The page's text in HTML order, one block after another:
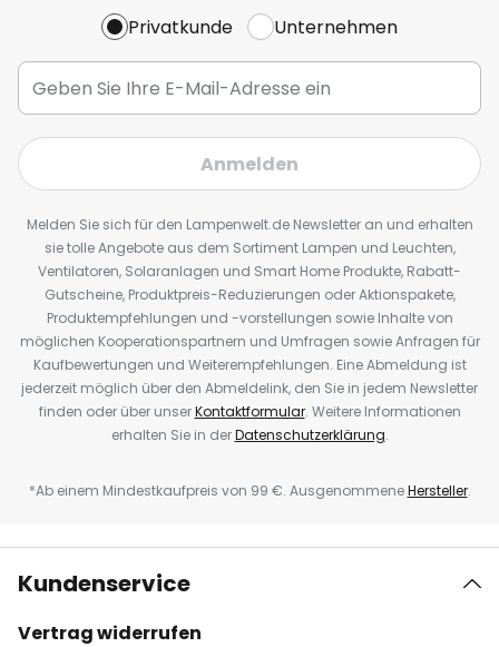
Privatkunde Unternehmen
Anmelden
Melden Sie sich für den Lampenwelt.de Newsletter an und erhalten
sie tolle Angebote aus dem Sortiment Lampen und Leuchten,
Ventilatoren, Solaranlagen und Smart Home Produkte, Rabatt-
Gutscheine, Produktpreis-Reduzierungen oder Aktionspakete,
Produktempfehlungen und -vorstellungen sowie Inhalte von
möglichen Kooperationspartnern und Umfragen sowie Anfragen für
Kaufbewertungen und Weiterempfehlungen. Eine Abmeldung ist
jederzeit möglich über den Abmeldelink, den Sie in jedem Newsletter
finden oder über unserKontaktformular. Weitere Informationen
erhalten Sie in derDatenschutzerklärung.
*Ab einem Mindestkaufpreis von 99 €. AusgenommeneHersteller.
Kundenservice
Vertrag widerrufen